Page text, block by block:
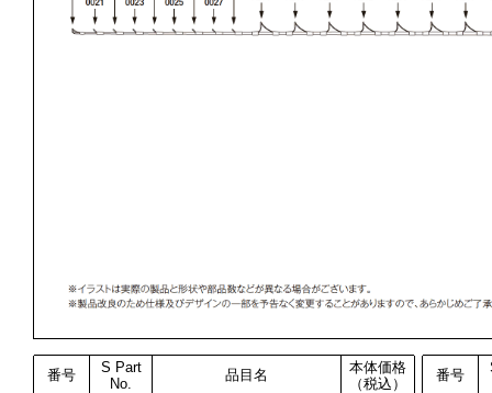
番号
S Part
No.
品目名
本体価格
（税込）
番号